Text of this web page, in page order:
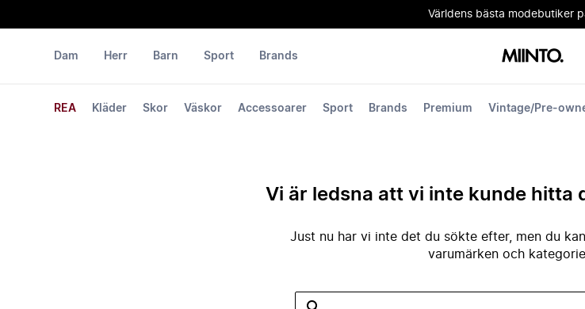
Världens bästa modebutiker
Dam
REA Kläder Skor Väskor Accessoarer Sport Brands Premium Vintage/Pre-
Herr Barn Sport Brands
Vi är ledsna att vi inte kunde hitta
Just nu har vi inte det du sökte efter, men du
varumärken och